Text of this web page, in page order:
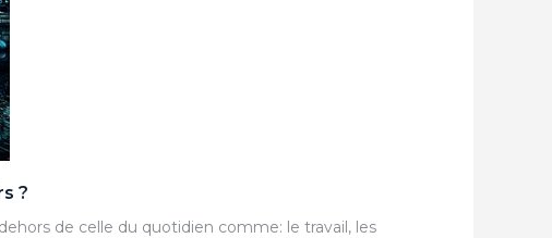
?
de celle du quotidien comme: le travail, les